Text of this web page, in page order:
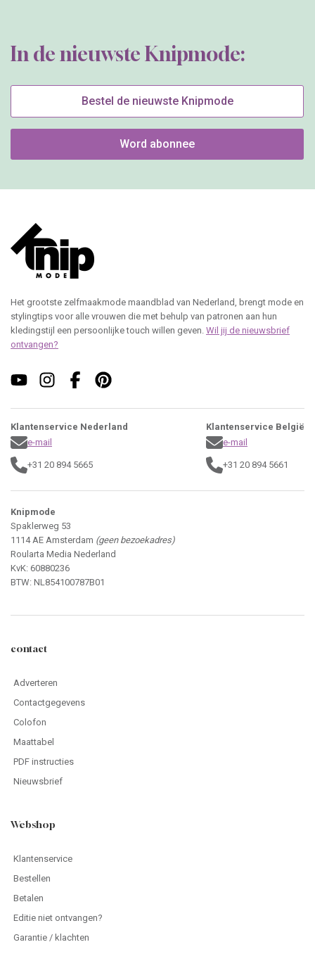
In de nieuwste Knipmode:
Bestel de nieuwste Knipmode
Word abonnee
Het grootste zelfmaakmode maandblad van Nederland, brengt mode en
stylingtips voor alle vrouwen die met behulp van patronen aan hun
kledingstijl een persoonlijke touch willen geven. Wil jij de nieuwsbrief
ontvangen?
Klantenservice Nederland
e-mail
+31 20 894 5665
Klantenservice België
e-mail
+31 20 894 5661
Knipmode
Spaklerweg 53
1114 AE Amsterdam (geen bezoekadres)
Roularta Media Nederland
KvK: 60880236
BTW: NL854100787B01
contact
Adverteren
Contactgegevens
Colofon
Maattabel
PDF instructies
Nieuwsbrief
Webshop
Klantenservice
Bestellen
Betalen
Editie niet ontvangen?
Garantie / klachten